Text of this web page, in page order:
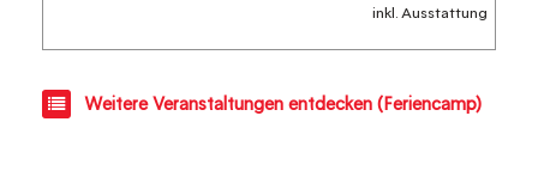
inkl. Ausstattung
Weitere Veranstaltungen entdecken (Feriencamp)